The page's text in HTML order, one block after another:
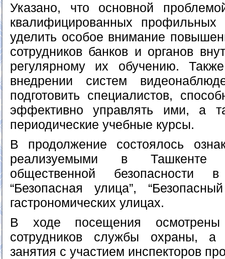
Указано, что основной
квалифицированных профильных
уделить особое внимание
сотрудников банков и органов
регулярному их обучению.
внедрении систем
подготовить специалистов,
эффективно управлять ими, а
периодические учебные курсы.
В продолжение состоялось
реализуемыми в Ташкенте
общественной безопасности
“Безопасная улица”,
гастрономических улицах.
В ходе посещения осмотрены
сотрудников службы охраны, а
занятия с участием инспекторов